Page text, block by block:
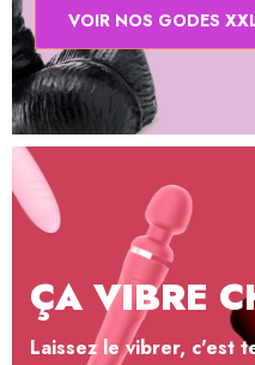
VOIR NOS GODES
ÇA VIBRE
Laissez le vibrer, c'est